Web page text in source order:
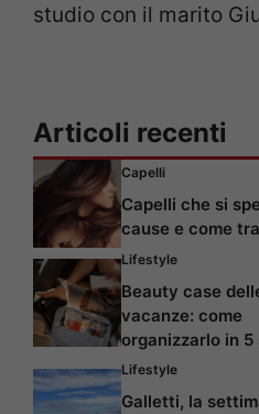
studio con il marito
Articoli recenti
Capelli
Capelli che si
cause e come
Lifestyle
Beauty case
vacanze: come
organizzarlo in 5
Lifestyle
Galletti, la